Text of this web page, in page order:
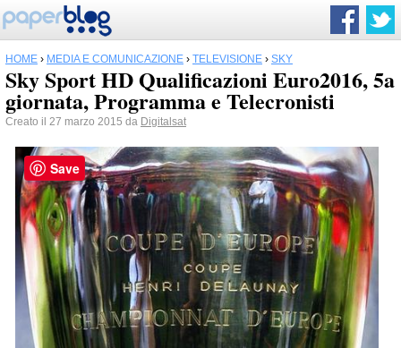
HOME › MEDIA E COMUNICAZIONE › TELEVISIONE › SKY
Sky Sport HD Qualificazioni Euro2016, 5a
giornata, Programma e Telecronisti
Creato il 27 marzo 2015 da Digitalsat
Save